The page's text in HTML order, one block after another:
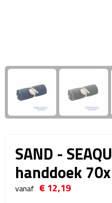
Reistassen &
Reistassen
Trolleys
Reistassensets
Weekendtassen
SAND -
handdoek
vanaf € 12,19